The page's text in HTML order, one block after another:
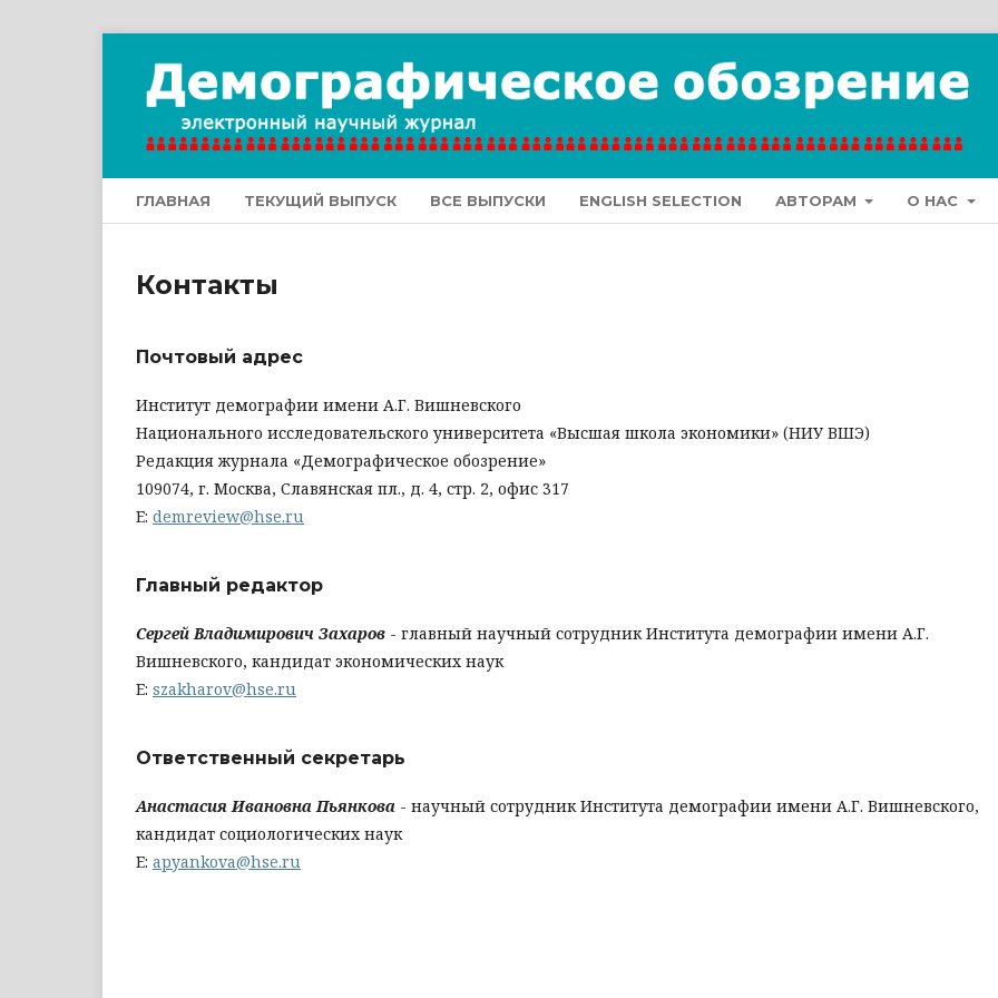
ГЛАВНАЯ ТЕКУЩИЙ ВЫПУСК ВСЕ ВЫПУСКИ ENGLISH SELECTION АВТОРАМ О НАС
Контакты
Почтовый адрес
Институт демографии имени А.Г. Вишневского
Национального исследовательского университета «Высшая школа экономики» (НИУ ВШЭ)
Редакция журнала «Демографическое обозрение»
109074, г. Москва, Славянская пл., д. 4, стр. 2, офис 317
E: demreview@hse.ru
Главный редактор
Сергей Владимирович Захаров - главный научный сотрудник Института демографии имени А.Г.
Вишневского, кандидат экономических наук
E: szakharov@hse.ru
Ответственный секретарь
Анастасия Ивановна Пьянкова - научный сотрудник Института демографии имени А.Г. Вишневского,
кандидат социологических наук
E: apyankova@hse.ru